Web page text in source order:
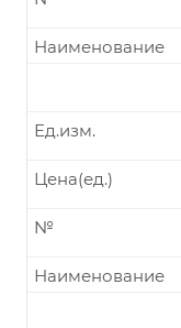
Наименование
Ед.изм.
Цена(ед.)
№
Наименование